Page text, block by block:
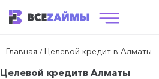
Главная / Целевой кредит в Алматы
Целевой кредитв Алматы